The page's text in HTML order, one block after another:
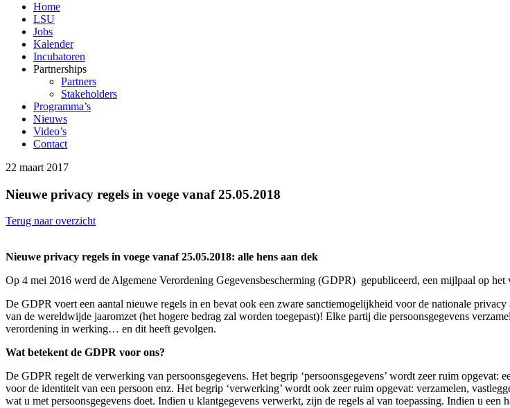
Home
LSU
Jobs
Kalender
Incubatoren
Partnerships
Partners
Stakeholders
Programma’s
Nieuws
Video’s
Contact
22 maart 2017
Nieuwe privacy regels in voege vanaf 25.05.2018
Terug naar overzicht
Nieuwe privacy regels in voege vanaf 25.05.2018: alle hens aan dek
Op 4 mei 2016 werd de Algemene Verordening Gegevensbescherming (GDPR) gepubliceerd, een mijlpaal op
De GDPR voert een aantal nieuwe regels in en bevat ook een zware sanctiemogelijkheid voor de nationale
van de wereldwijde jaaromzet (het hogere bedrag zal worden toegepast)! Elke partij die persoonsgegevens
verordening in werking… en dit heeft gevolgen.
Wat betekent de GDPR voor ons?
De GDPR regelt de verwerking van persoonsgegevens. Het begrip ‘persoonsgegevens’ wordt zeer ruim opgevat:
voor de identiteit van een persoon enz. Het begrip ‘verwerking’ wordt ook zeer ruim opgevat: verzamelen,
wat u met persoonsgegevens doet. Indien u klantgegevens verwerkt, zijn de regels al van toepassing. Indien u